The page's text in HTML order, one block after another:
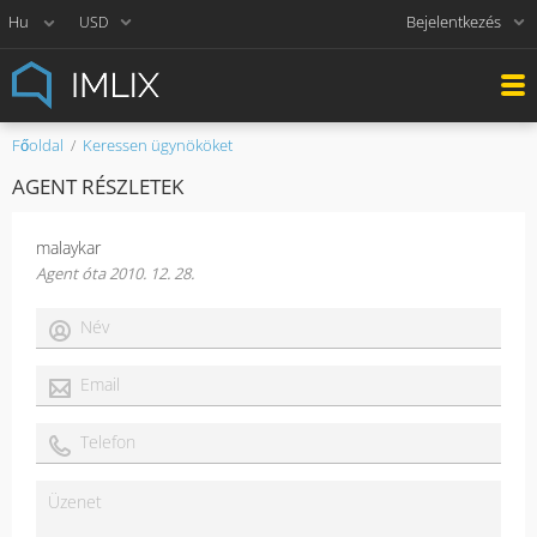
USD Bejelentkezés
Főoldal Keressen ügynököket
AGENT RÉSZLETEK
malaykar
Agent óta 2010. 12. 28.